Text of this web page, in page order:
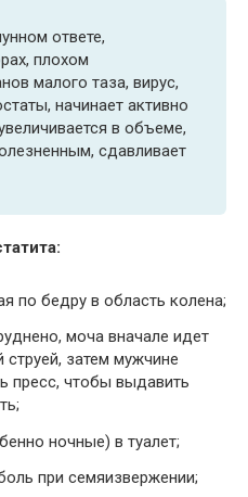
ответе,
плохом
малого таза, вирус,
начинает активно
в объеме,
сдавливает
по бедру в область колена;
моча вначале идет
затем мужчине
пресс, чтобы выдавить
ночные) в туалет;
при семяизвержении;